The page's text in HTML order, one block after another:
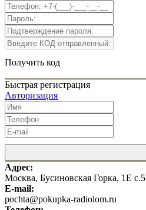
Получить код
Быстрая регистрация
Авторизация
Адрес:
Москва, Бусиновская Горка, 1Е с.5
E-mail:
pochta@pokupka-radiolom.ru